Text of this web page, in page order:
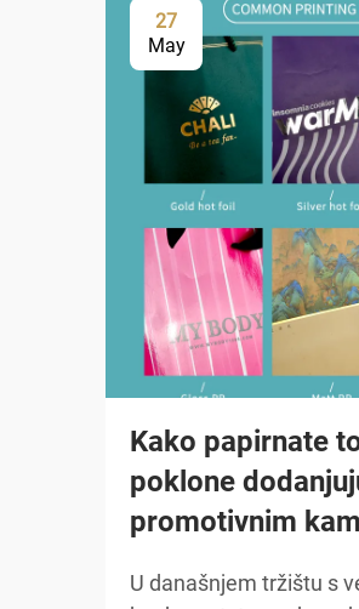
27
May
Kako papirnate
poklone
promotivnim
U današnjem tržištu s